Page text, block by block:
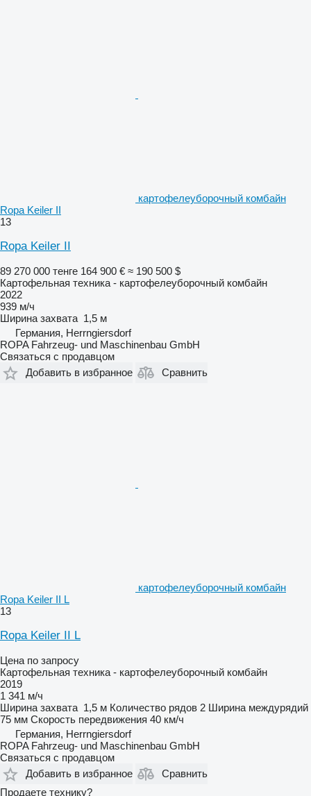
картофелеуборочный комбайн
Ropa Keiler II
13
Ropa Keiler II
89 270 000 тенге 164 900 € ≈ 190 500 $
Картофельная техника - картофелеуборочный комбайн
2022
939 м/ч
Ширина захвата 1,5 м
Германия, Herrngiersdorf
ROPA Fahrzeug- und Maschinenbau GmbH
Связаться с продавцом
Добавить в избранное
Сравнить
картофелеуборочный комбайн
Ropa Keiler II L
13
Ropa Keiler II L
Цена по запросу
Картофельная техника - картофелеуборочный комбайн
2019
1 341 м/ч
Ширина захвата 1,5 м Количество рядов 2 Ширина междурядий
75 мм Скорость передвижения 40 км/ч
Германия, Herrngiersdorf
ROPA Fahrzeug- und Maschinenbau GmbH
Связаться с продавцом
Добавить в избранное
Сравнить
Продаете технику?